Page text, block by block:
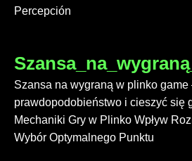
Percepción
Szansa na wygraną w plinko
prawdopodobieństwo i cieszyć się
Mechaniki Gry w Plinko Wpływ
Wybór Optymalnego Punktu